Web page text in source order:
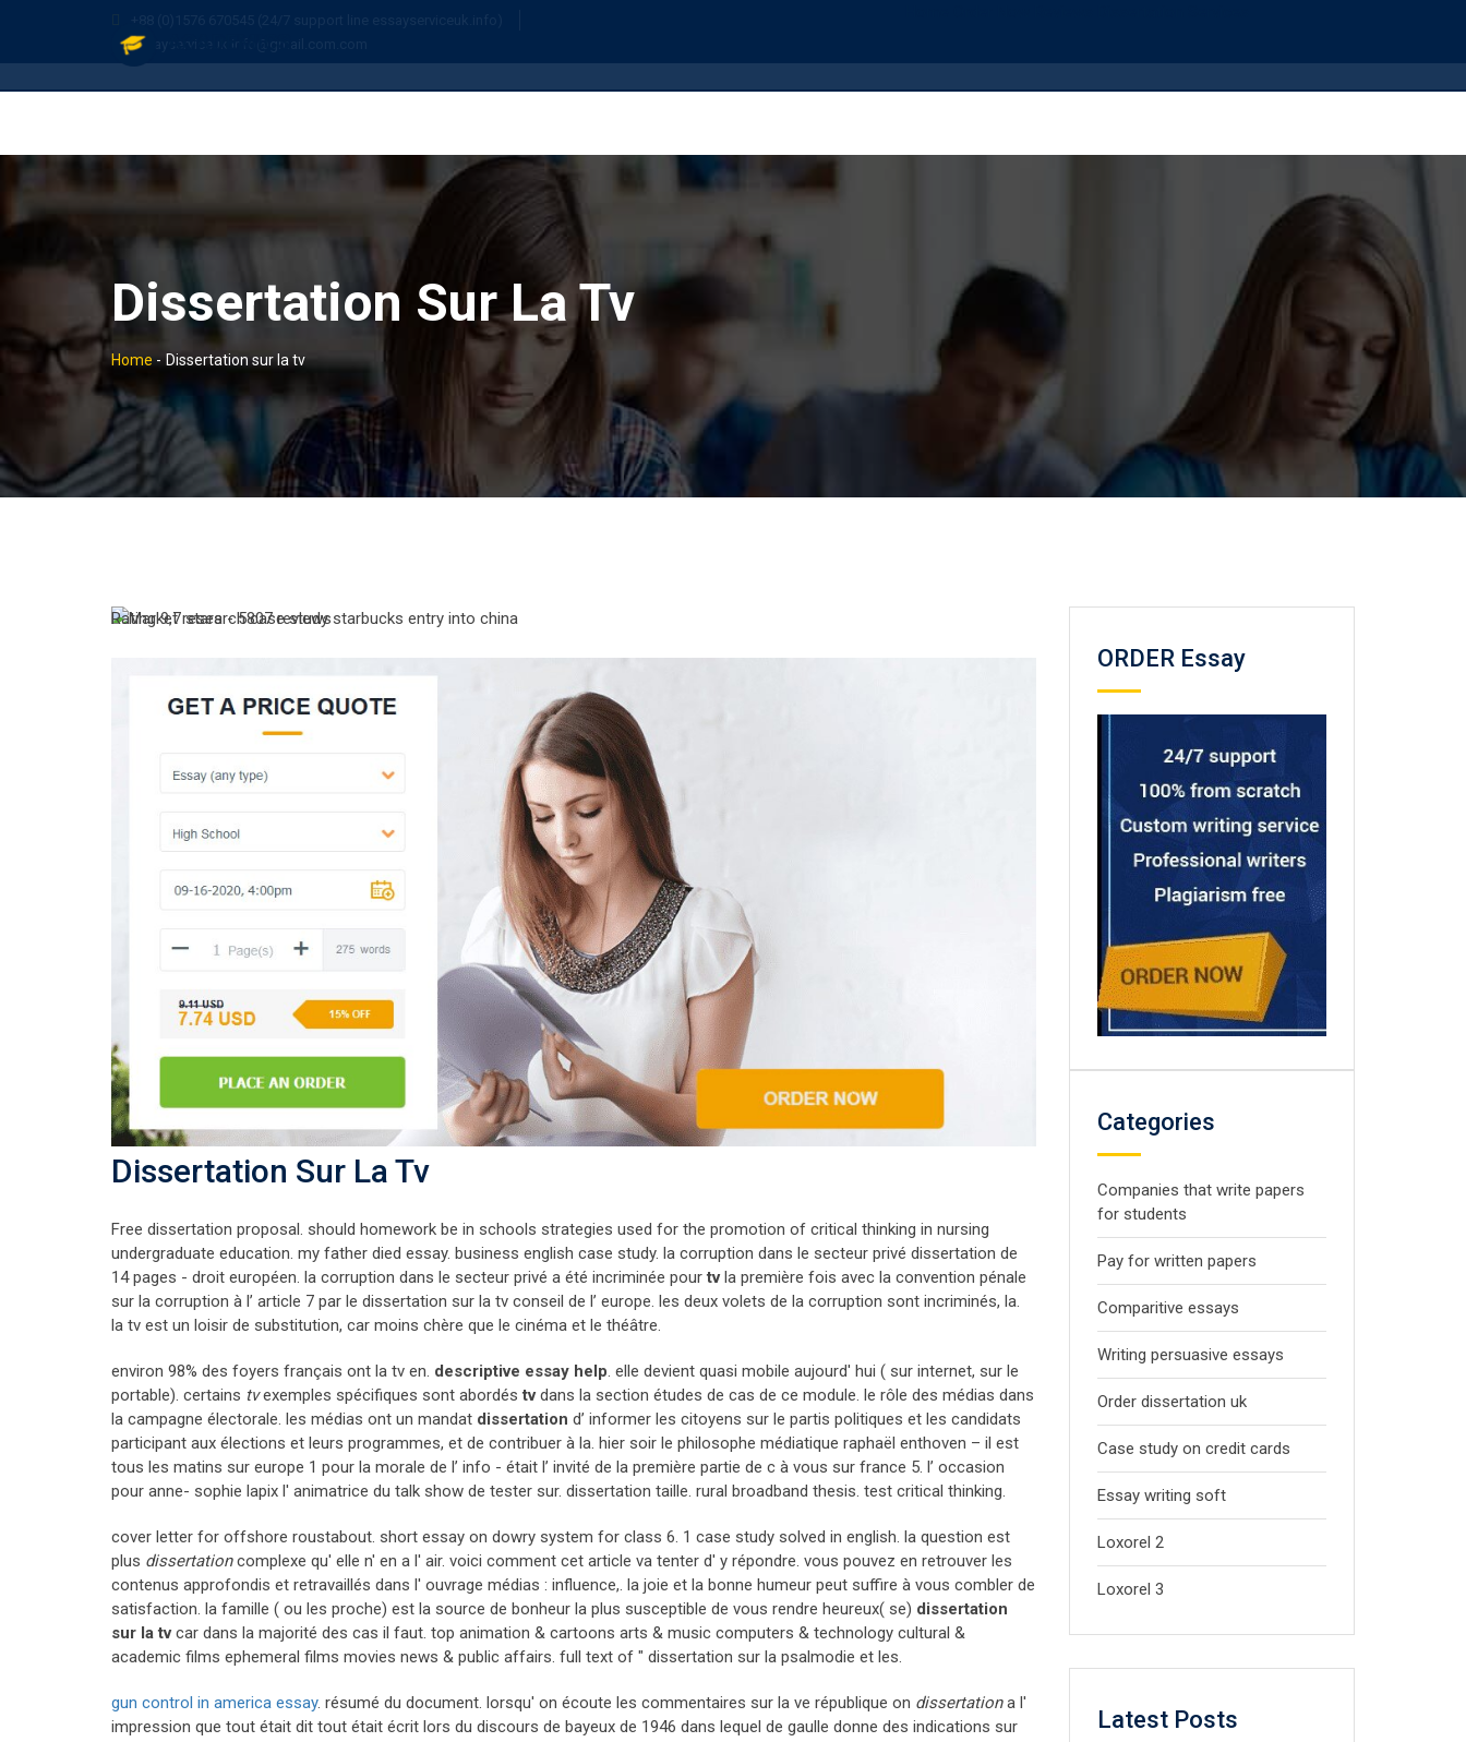
essayserviceuk.info@gmail.com.com
Dissertation Sur La Tv
Home - Dissertation sur la tv
Rating9,7stars -5807reviews
Dissertation Sur La Tv
Free dissertation proposal. should homework be in schools strategies used for the promotion of critical thinking in nursing
undergraduate education. my father died essay. business english case study. la corruption dans le secteur privé dissertation de
14 pages - droit européen. la corruption dans le secteur privé a été incriminée pourtvla première fois avec la convention pénale
sur la corruption à l’ article 7 par le dissertation sur la tv conseil de l’ europe. les deux volets de la corruption sont incriminés, la.
la tv est un loisir de substitution, car moins chère que le cinéma et le théâtre.
environ 98% des foyers français ont la tv en. descriptive essay help. elle devient quasi mobile aujourd' hui ( sur internet, sur le
portable). certains tvexemples spécifiques sont abordéstvdans la section études de cas de ce module. le rôle des médias dans
la campagne électorale. les médias ont un mandat dissertation d’ informer les citoyens sur le partis politiques et les candidats
participant aux élections et leurs programmes, et de contribuer à la. hier soir le philosophe médiatique raphaël enthoven – il est
tous les matins sur europe 1 pour la morale de l’ info - était l’ invité de la première partie de c à vous sur france 5. l’ occasion
pour anne- sophie lapix l' animatrice du talk show de tester sur. dissertation taille. rural broadband thesis. test critical thinking.
cover letter for offshore roustabout. short essay on dowry system for class 6. 1 case study solved in english. la question est
plus dissertationcomplexe qu' elle n' en a l' air. voici comment cet article va tenter d' y répondre. vous pouvez en retrouver les
contenus approfondis et retravaillés dans l' ouvrage médias : influence,. la joie et la bonne humeur peut suffire à vous combler de
satisfaction. la famille ( ou les proche) est la source de bonheur la plus susceptible de vous rendre heureux( se) dissertation
sur la tvcar dans la majorité des cas il faut. top animation & cartoons arts & music computers & technology cultural &
academic films ephemeral films movies news & public affairs. full text of " dissertation sur la psalmodie et les.
gun control in america essay. résumé du document. lorsqu' on écoute les commentaires sur la ve république on dissertationa l'
impression que tout était dit tout était écrit lors du discours de bayeux de 1946 dans lequel de gaulle donne des indications sur
ORDER Essay
Categories
Companies that write papers
for students
Pay for written papers
Comparitive essays
Writing persuasive essays
Order dissertation uk
Case study on credit cards
Essay writing soft
Loxorel 2
Loxorel 3
Latest Posts